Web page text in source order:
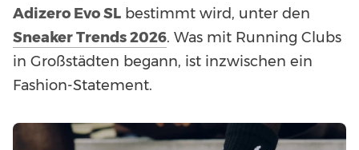
Adizero Evo SL bestimmt wird, unter den
Sneaker Trends 2026. Was mit Running Clubs
in Großstädten begann, ist inzwischen ein
Fashion-Statement.